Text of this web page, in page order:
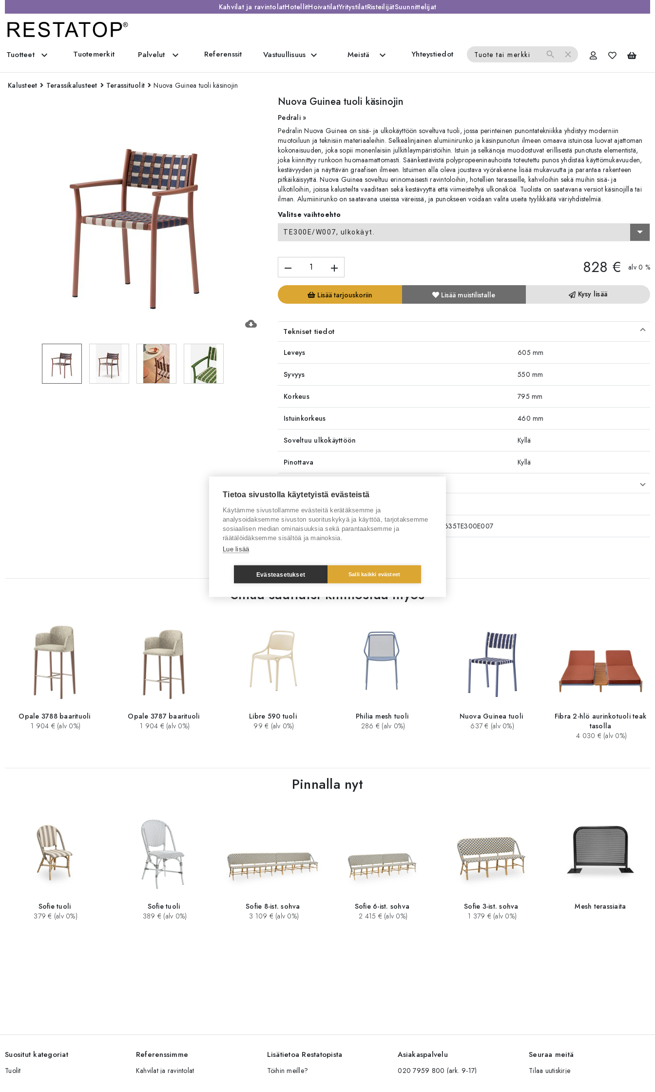
Kahvilat ja ravintolatHotellitHoivatilatYritystilatRisteilijätSuunnittelijat
Tuotteet expand_more Tuotemerkit Palvelut expand_more Referenssit Vastuullisuus expand_more Meistä expand_more Yhteystiedot Tuote tai merkki search close
Kalusteet Terassikalusteet Terassituolit Nuova Guinea tuoli käsinojin
cloud_download
Nuova Guinea tuoli käsinojin
Pedrali »
Pedralin Nuova Guinea on sisä- ja ulkokäyttöön soveltuva tuoli, jossa perinteinen punontatekniikka yhdistyy moderniin
muotoiluun ja teknisiin materiaaleihin. Selkeälinjainen alumiinirunko ja käsinpunotun ilmeen omaava istuinosa luovat ajattoman
kokonaisuuden, joka sopii monenlaisiin julkitilaympäristöihin. Istuin ja selkänoja muodostuvat erillisestä punotusta elementistä,
joka kiinnittyy runkoon huomaamattomasti. Säänkestävistä polypropeeninauhoista toteutettu punos yhdistää käyttömukavuuden,
kestävyyden ja näyttävän graafisen ilmeen. Istuimen alla oleva joustava vyörakenne lisää mukavuutta ja parantaa rakenteen
pitkäikäisyyttä. Nuova Guinea soveltuu erinomaisesti ravintoloihin, hotellien terasseille, kahviloihin sekä muihin sisä- ja
ulkotiloihin, joissa kalusteilta vaaditaan sekä kestävyyttä että viimeisteltyä ulkonäköä. Tuolista on saatavana versiot käsinojilla tai
ilman. Alumiinirunko on saatavana useissa väreissä, ja punokseen voidaan valita useita tyylikkäitä väriyhdistelmiä.
Valitse vaihtoehto
TE300E/W007, ulkokäyt.
remove add 828 € alv 0 %
Lisää tarjouskoriin Lisää muistilistalle Kysy lisää
Tekniset tiedot
Leveys 605 mm
Syvyys 550 mm
Korkeus 795 mm
Istuinkorkeus 460 mm
Soveltuu ulkokäyttöön Kyllä
Pinottava Kyllä
Tuotenumero RT1095K3635TE300E007
Sinua saattaisi kiinnostaa myös
Opale 3788 baarituoli
1 904 € (alv 0%)
Opale 3787 baarituoli
1 904 € (alv 0%)
Libre 590 tuoli
99 € (alv 0%)
Philia mesh tuoli
286 € (alv 0%)
Nuova Guinea tuoli
637 € (alv 0%)
Fibra 2-hlö aurinkotuoli teak
tasolla
4 030 € (alv 0%)
Pinnalla nyt
Sofie tuoli
379 € (alv 0%)
Sofie tuoli
389 € (alv 0%)
Sofie 8-ist. sohva
3 109 € (alv 0%)
Sofie 6-ist. sohva
2 415 € (alv 0%)
Sofie 3-ist. sohva
1 379 € (alv 0%)
Mesh terassiaita
Suositut kategoriat
Tuolit
Referenssimme
Kahvilat ja ravintolat
Lisätietoa Restatopista
Töihin meille?
Asiakaspalvelu
020 7959 800 (ark. 9-17)
Seuraa meitä
Tilaa uutiskirje
Tietoa sivustolla käytetyistä evästeistä
Käytämme sivustollamme evästeitä kerätäksemme ja
analysoidaksemme sivuston suorituskykyä ja käyttöä, tarjotaksemme
sosiaalisen median ominaisuuksia sekä parantaaksemme ja
räätälöidäksemme sisältöä ja mainoksia.
Lue lisää
Evästeasetukset Salli kaikki evästeet